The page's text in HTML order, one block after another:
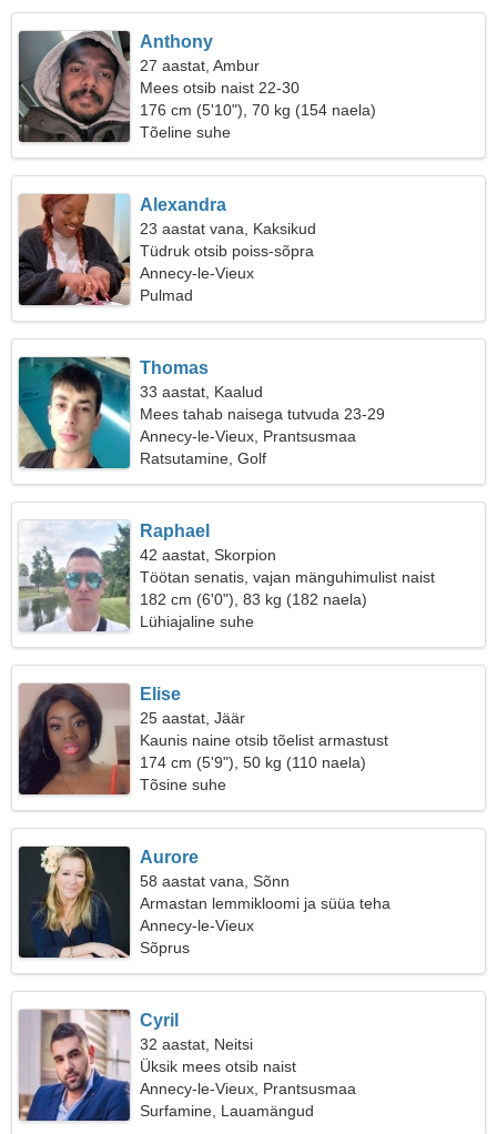
Anthony
27 aastat, Ambur
Mees otsib naist 22-30
176 cm (5'10"), 70 kg (154 naela)
Tõeline suhe
Alexandra
23 aastat vana, Kaksikud
Tüdruk otsib poiss-sõpra
Annecy-le-Vieux
Pulmad
Thomas
33 aastat, Kaalud
Mees tahab naisega tutvuda 23-29
Annecy-le-Vieux, Prantsusmaa
Ratsutamine, Golf
Raphael
42 aastat, Skorpion
Töötan senatis, vajan mänguhimulist naist
182 cm (6'0"), 83 kg (182 naela)
Lühiajaline suhe
Elise
25 aastat, Jäär
Kaunis naine otsib tõelist armastust
174 cm (5'9"), 50 kg (110 naela)
Tõsine suhe
Aurore
58 aastat vana, Sõnn
Armastan lemmikloomi ja süüa teha
Annecy-le-Vieux
Sõprus
Cyril
32 aastat, Neitsi
Üksik mees otsib naist
Annecy-le-Vieux, Prantsusmaa
Surfamine, Lauamängud